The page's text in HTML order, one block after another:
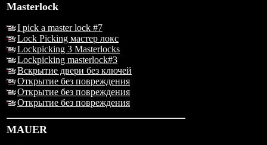
Masterlock
I pick a master lock #7
Lock Picking мастер локс
Lockpicking 3 Masterlocks
Lockpicking masterlock#3
Вскрытие двери без ключей
Открытие без повреждения
Открытие без повреждения
Открытие без повреждения
MAUER